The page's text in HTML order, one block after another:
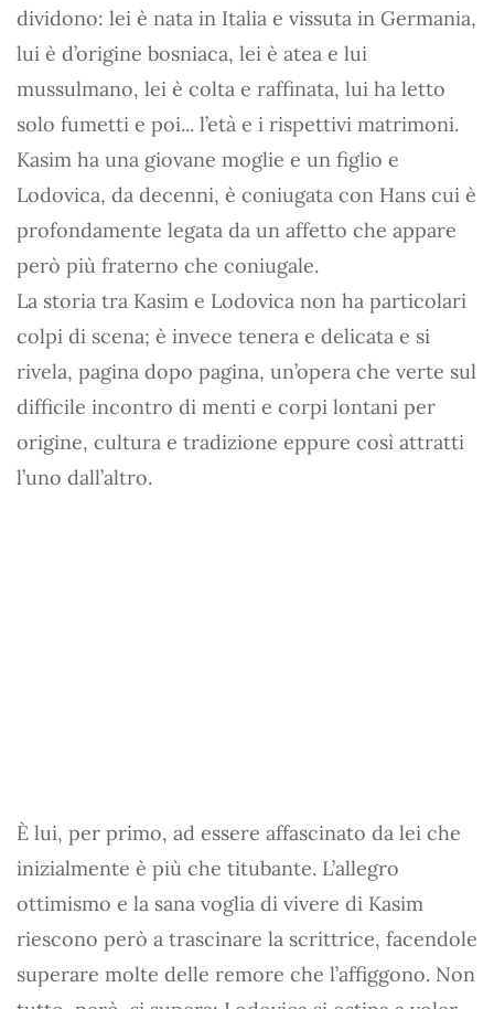
dividono: lei è nata in Italia e vissuta in Germania,
lui è d’origine bosniaca, lei è atea e lui
mussulmano, lei è colta e raffinata, lui ha letto
solo fumetti e poi... l’età e i rispettivi matrimoni.
Kasim ha una giovane moglie e un figlio e
Lodovica, da decenni, è coniugata con Hans cui è
profondamente legata da un affetto che appare
però più fraterno che coniugale.
La storia tra Kasim e Lodovica non ha particolari
colpi di scena; è invece tenera e delicata e si
rivela, pagina dopo pagina, un’opera che verte sul
difficile incontro di menti e corpi lontani per
origine, cultura e tradizione eppure così attratti
l’uno dall’altro.
È lui, per primo, ad essere affascinato da lei che
inizialmente è più che titubante. L’allegro
ottimismo e la sana voglia di vivere di Kasim
riescono però a trascinare la scrittrice, facendole
superare molte delle remore che l’affiggono. Non